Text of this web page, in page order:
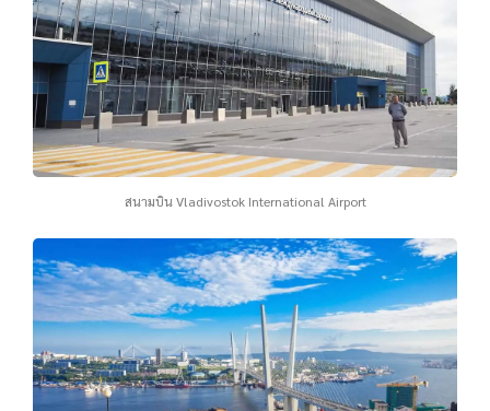
สนามบิน Vladivostok International Airport